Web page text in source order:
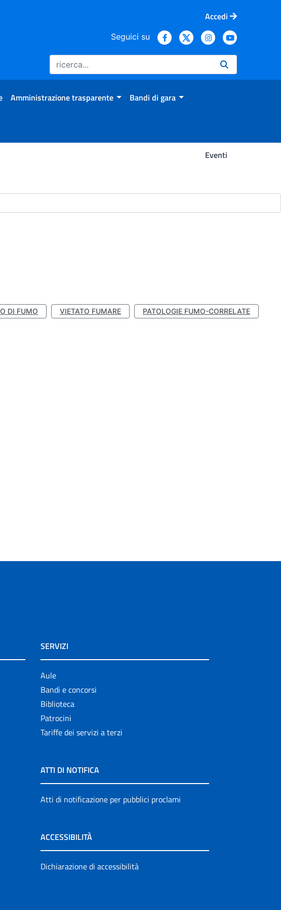
Accedi
Seguici su
Amministrazione trasparente Bandi di gara
Eventi
DI FUMO VIETATO FUMARE PATOLOGIE FUMO-CORRELATE
SERVIZI
Aule
Bandi e concorsi
Biblioteca
Patrocini
Tariffe dei servizi a terzi
ATTI DI NOTIFICA
Atti di notificazione per pubblici proclami
ACCESSIBILITÀ
Dichiarazione di accessibilità